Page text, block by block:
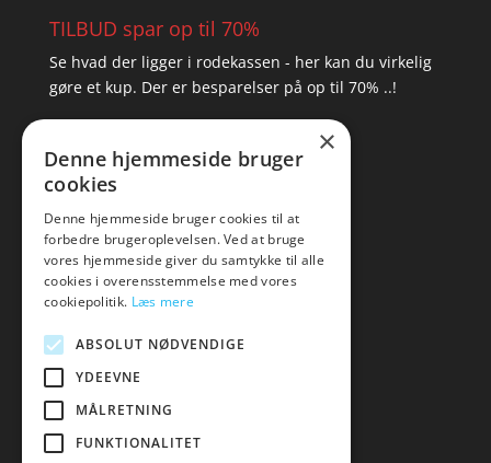
TILBUD spar op til 70%
Se hvad der ligger i rodekassen - her kan du virkelig
gøre et kup. Der er besparelser på op til 70% ..!
Tlf: 7876 8672
Mail: hej@amare.dk
×
Denne hjemmeside bruger
cookies
Denne hjemmeside bruger cookies til at
forbedre brugeroplevelsen. Ved at bruge
vores hjemmeside giver du samtykke til alle
cookies i overensstemmelse med vores
cookiepolitik. Læs mere
ABSOLUT NØDVENDIGE
YDEEVNE
MÅLRETNING
FUNKTIONALITET